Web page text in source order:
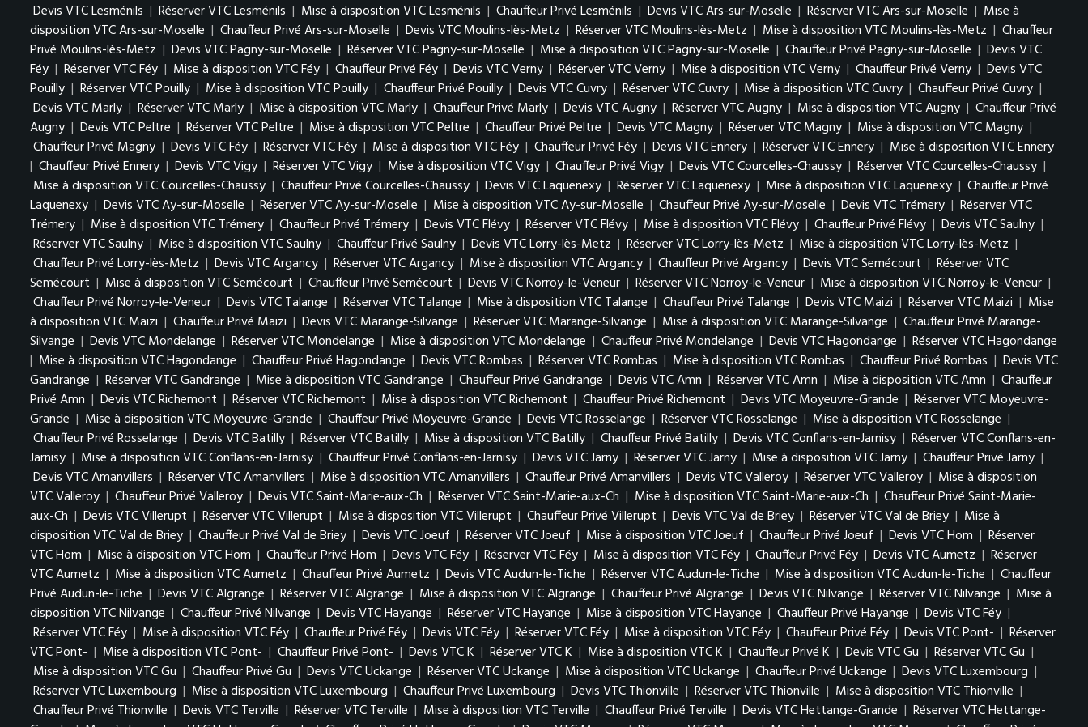
Devis VTC Lesménils | Réserver VTC Lesménils | Mise à disposition VTC Lesménils | Chauffeur Privé Lesménils | Devis VTC Ars-sur-Moselle | Réserver VTC Ars-sur-Moselle | Mise à
disposition VTC Ars-sur-Moselle | Chauffeur Privé Ars-sur-Moselle | Devis VTC Moulins-lès-Metz | Réserver VTC Moulins-lès-Metz | Mise à disposition VTC Moulins-lès-Metz | Chauffeur
Privé Moulins-lès-Metz | Devis VTC Pagny-sur-Moselle | Réserver VTC Pagny-sur-Moselle | Mise à disposition VTC Pagny-sur-Moselle | Chauffeur Privé Pagny-sur-Moselle | Devis VTC
Féy | Réserver VTC Féy | Mise à disposition VTC Féy | Chauffeur Privé Féy | Devis VTC Verny | Réserver VTC Verny | Mise à disposition VTC Verny | Chauffeur Privé Verny | Devis VTC
Pouilly | Réserver VTC Pouilly | Mise à disposition VTC Pouilly | Chauffeur Privé Pouilly | Devis VTC Cuvry | Réserver VTC Cuvry | Mise à disposition VTC Cuvry | Chauffeur Privé Cuvry |
Devis VTC Marly | Réserver VTC Marly | Mise à disposition VTC Marly | Chauffeur Privé Marly | Devis VTC Augny | Réserver VTC Augny | Mise à disposition VTC Augny | Chauffeur Privé
Augny | Devis VTC Peltre | Réserver VTC Peltre | Mise à disposition VTC Peltre | Chauffeur Privé Peltre | Devis VTC Magny | Réserver VTC Magny | Mise à disposition VTC Magny |
Chauffeur Privé Magny | Devis VTC Féy | Réserver VTC Féy | Mise à disposition VTC Féy | Chauffeur Privé Féy | Devis VTC Ennery | Réserver VTC Ennery | Mise à disposition VTC Ennery
| Chauffeur Privé Ennery | Devis VTC Vigy | Réserver VTC Vigy | Mise à disposition VTC Vigy | Chauffeur Privé Vigy | Devis VTC Courcelles-Chaussy | Réserver VTC Courcelles-Chaussy |
Mise à disposition VTC Courcelles-Chaussy | Chauffeur Privé Courcelles-Chaussy | Devis VTC Laquenexy | Réserver VTC Laquenexy | Mise à disposition VTC Laquenexy | Chauffeur Privé
Laquenexy | Devis VTC Ay-sur-Moselle | Réserver VTC Ay-sur-Moselle | Mise à disposition VTC Ay-sur-Moselle | Chauffeur Privé Ay-sur-Moselle | Devis VTC Trémery | Réserver VTC
Trémery | Mise à disposition VTC Trémery | Chauffeur Privé Trémery | Devis VTC Flévy | Réserver VTC Flévy | Mise à disposition VTC Flévy | Chauffeur Privé Flévy | Devis VTC Saulny |
Réserver VTC Saulny | Mise à disposition VTC Saulny | Chauffeur Privé Saulny | Devis VTC Lorry-lès-Metz | Réserver VTC Lorry-lès-Metz | Mise à disposition VTC Lorry-lès-Metz |
Chauffeur Privé Lorry-lès-Metz | Devis VTC Argancy | Réserver VTC Argancy | Mise à disposition VTC Argancy | Chauffeur Privé Argancy | Devis VTC Semécourt | Réserver VTC
Semécourt | Mise à disposition VTC Semécourt | Chauffeur Privé Semécourt | Devis VTC Norroy-le-Veneur | Réserver VTC Norroy-le-Veneur | Mise à disposition VTC Norroy-le-Veneur |
Chauffeur Privé Norroy-le-Veneur | Devis VTC Talange | Réserver VTC Talange | Mise à disposition VTC Talange | Chauffeur Privé Talange | Devis VTC Maizi | Réserver VTC Maizi | Mise
à disposition VTC Maizi | Chauffeur Privé Maizi | Devis VTC Marange-Silvange | Réserver VTC Marange-Silvange | Mise à disposition VTC Marange-Silvange | Chauffeur Privé Marange-
Silvange | Devis VTC Mondelange | Réserver VTC Mondelange | Mise à disposition VTC Mondelange | Chauffeur Privé Mondelange | Devis VTC Hagondange | Réserver VTC Hagondange
| Mise à disposition VTC Hagondange | Chauffeur Privé Hagondange | Devis VTC Rombas | Réserver VTC Rombas | Mise à disposition VTC Rombas | Chauffeur Privé Rombas | Devis VTC
Gandrange | Réserver VTC Gandrange | Mise à disposition VTC Gandrange | Chauffeur Privé Gandrange | Devis VTC Amn | Réserver VTC Amn | Mise à disposition VTC Amn | Chauffeur
Privé Amn | Devis VTC Richemont | Réserver VTC Richemont | Mise à disposition VTC Richemont | Chauffeur Privé Richemont | Devis VTC Moyeuvre-Grande | Réserver VTC Moyeuvre-
Grande | Mise à disposition VTC Moyeuvre-Grande | Chauffeur Privé Moyeuvre-Grande | Devis VTC Rosselange | Réserver VTC Rosselange | Mise à disposition VTC Rosselange |
Chauffeur Privé Rosselange | Devis VTC Batilly | Réserver VTC Batilly | Mise à disposition VTC Batilly | Chauffeur Privé Batilly | Devis VTC Conflans-en-Jarnisy | Réserver VTC Conflans-en-
Jarnisy | Mise à disposition VTC Conflans-en-Jarnisy | Chauffeur Privé Conflans-en-Jarnisy | Devis VTC Jarny | Réserver VTC Jarny | Mise à disposition VTC Jarny | Chauffeur Privé Jarny |
Devis VTC Amanvillers | Réserver VTC Amanvillers | Mise à disposition VTC Amanvillers | Chauffeur Privé Amanvillers | Devis VTC Valleroy | Réserver VTC Valleroy | Mise à disposition
VTC Valleroy | Chauffeur Privé Valleroy | Devis VTC Saint-Marie-aux-Ch | Réserver VTC Saint-Marie-aux-Ch | Mise à disposition VTC Saint-Marie-aux-Ch | Chauffeur Privé Saint-Marie-
aux-Ch | Devis VTC Villerupt | Réserver VTC Villerupt | Mise à disposition VTC Villerupt | Chauffeur Privé Villerupt | Devis VTC Val de Briey | Réserver VTC Val de Briey | Mise à
disposition VTC Val de Briey | Chauffeur Privé Val de Briey | Devis VTC Joeuf | Réserver VTC Joeuf | Mise à disposition VTC Joeuf | Chauffeur Privé Joeuf | Devis VTC Hom | Réserver
VTC Hom | Mise à disposition VTC Hom | Chauffeur Privé Hom | Devis VTC Féy | Réserver VTC Féy | Mise à disposition VTC Féy | Chauffeur Privé Féy | Devis VTC Aumetz | Réserver
VTC Aumetz | Mise à disposition VTC Aumetz | Chauffeur Privé Aumetz | Devis VTC Audun-le-Tiche | Réserver VTC Audun-le-Tiche | Mise à disposition VTC Audun-le-Tiche | Chauffeur
Privé Audun-le-Tiche | Devis VTC Algrange | Réserver VTC Algrange | Mise à disposition VTC Algrange | Chauffeur Privé Algrange | Devis VTC Nilvange | Réserver VTC Nilvange | Mise à
disposition VTC Nilvange | Chauffeur Privé Nilvange | Devis VTC Hayange | Réserver VTC Hayange | Mise à disposition VTC Hayange | Chauffeur Privé Hayange | Devis VTC Féy |
Réserver VTC Féy | Mise à disposition VTC Féy | Chauffeur Privé Féy | Devis VTC Féy | Réserver VTC Féy | Mise à disposition VTC Féy | Chauffeur Privé Féy | Devis VTC Pont- | Réserver
VTC Pont- | Mise à disposition VTC Pont- | Chauffeur Privé Pont- | Devis VTC K | Réserver VTC K | Mise à disposition VTC K | Chauffeur Privé K | Devis VTC Gu | Réserver VTC Gu |
Mise à disposition VTC Gu | Chauffeur Privé Gu | Devis VTC Uckange | Réserver VTC Uckange | Mise à disposition VTC Uckange | Chauffeur Privé Uckange | Devis VTC Luxembourg |
Réserver VTC Luxembourg | Mise à disposition VTC Luxembourg | Chauffeur Privé Luxembourg | Devis VTC Thionville | Réserver VTC Thionville | Mise à disposition VTC Thionville |
Chauffeur Privé Thionville | Devis VTC Terville | Réserver VTC Terville | Mise à disposition VTC Terville | Chauffeur Privé Terville | Devis VTC Hettange-Grande | Réserver VTC Hettange-